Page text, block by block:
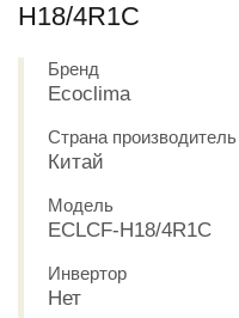
H18/4R1C
Бренд
Ecoclima
Страна производитель
Китай
Модель
ECLCF-H18/4R1C
Инвертор
Нет